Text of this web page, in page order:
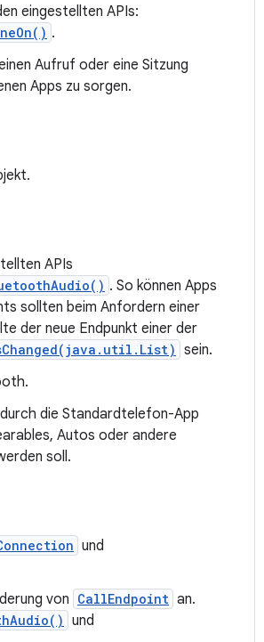
eingestellten APIs:
.
Aufruf oder eine Sitzung
Apps zu sorgen.
APIs
. So können Apps
sollten beim Anfordern einer
der neue Endpunkt einer der
sein.
die Standardtelefon-App
Autos oder andere
soll.
und
von CallEndpoint an.
und